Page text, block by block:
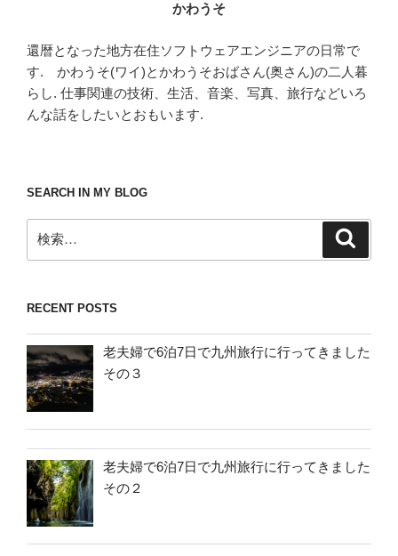
かわうそ
還暦となった地方在住ソフトウェアエンジニアの日常で
す. かわうそ(ワイ)とかわうそおばさん(奥さん)の二人暮
らし. 仕事関連の技術、生活、音楽、写真、旅行などいろ
んな話をしたいとおもいます.
SEARCH IN MY BLOG
索:
RECENT POSTS
老夫婦で6泊7日で九州旅行に行ってきました
その３
老夫婦で6泊7日で九州旅行に行ってきました
その２